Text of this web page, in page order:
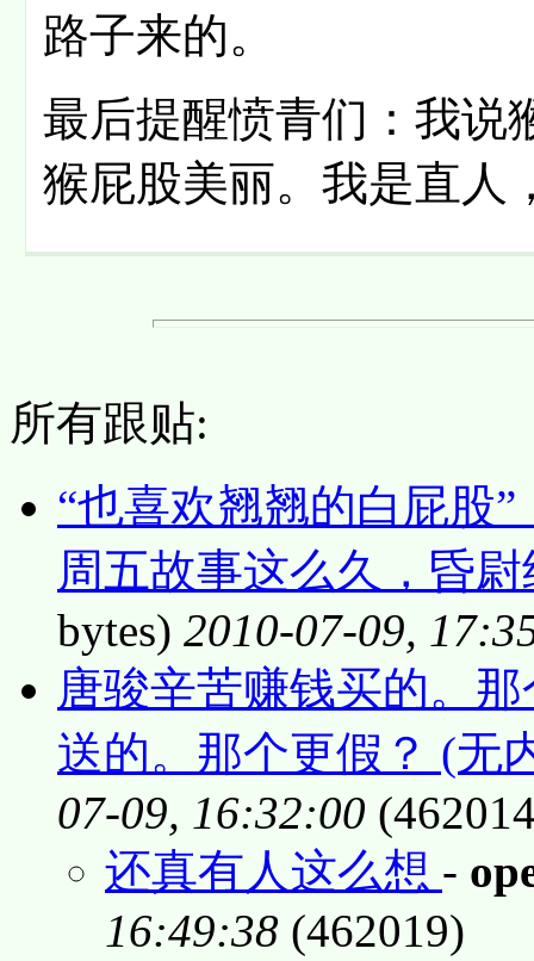
路子来的。
最后提醒愤青们：我说
猴屁股美丽。我是直人
所有跟贴:
“也喜欢翘翘的白屁股
周五故事这么久，昏
bytes) 2010-07-09,
唐骏辛苦赚钱买的。
送的。那个更假？ (无
07-09, 16:32:00
还真有人这么想 -
16:49:38 (462019)